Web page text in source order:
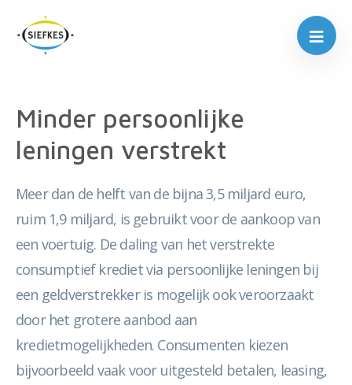
Minder persoonlijke
leningen verstrekt
Meer dan de helft van de bijna 3,5 miljard euro,
ruim 1,9 miljard, is gebruikt voor de aankoop van
een voertuig. De daling van het verstrekte
consumptief krediet via persoonlijke leningen bij
een geldverstrekker is mogelijk ook veroorzaakt
door het grotere aanbod aan
kredietmogelijkheden. Consumenten kiezen
bijvoorbeeld vaak voor uitgesteld betalen, leasing,